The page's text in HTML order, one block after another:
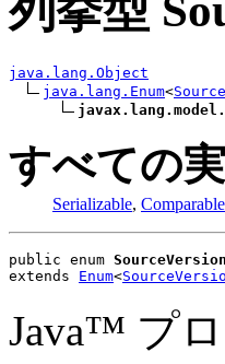
列挙型
java.lang.Object
java.lang.Enum<
すべての
Serializable, Comparable
public enum SourceVersion
extends Enum<
Java™ プ